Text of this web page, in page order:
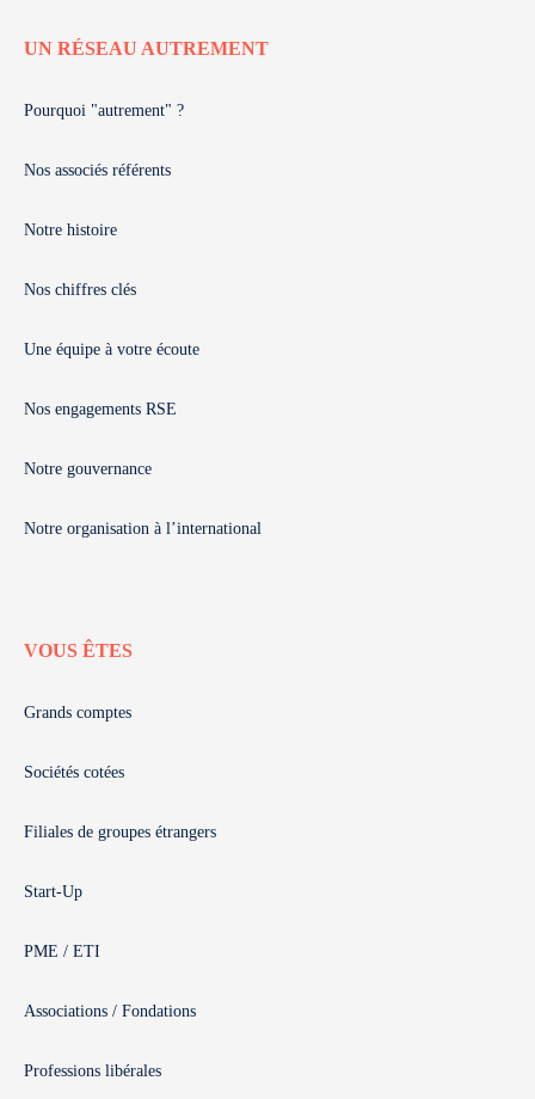
UN RÉSEAU AUTREMENT
Pourquoi "autrement" ?
Nos associés référents
Notre histoire
Nos chiffres clés
Une équipe à votre écoute
Nos engagements RSE
Notre gouvernance
Notre organisation à l’international
VOUS ÊTES
Grands comptes
Sociétés cotées
Filiales de groupes étrangers
Start-Up
PME / ETI
Associations / Fondations
Professions libérales